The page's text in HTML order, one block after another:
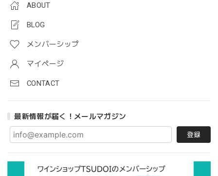
ABOUT
BLOG
メンバーシップ
マイページ
CONTACT
最新情報が届く！メールマガジン
登録